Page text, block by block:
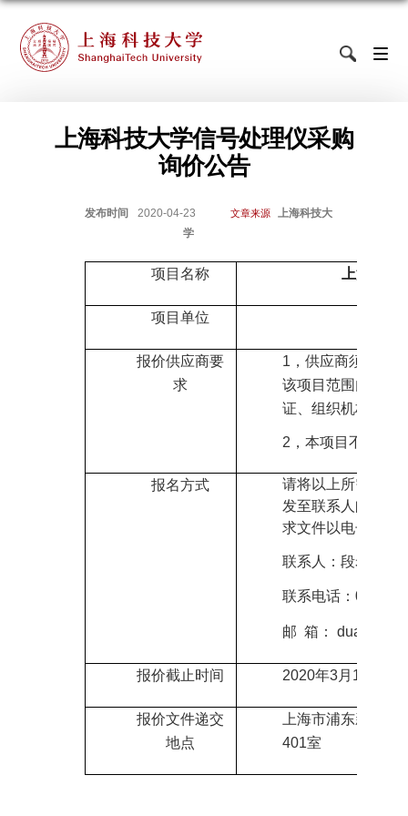
上海科技大学信号处理仪采购
询价公告
发布时间 2020-04-23 文章来源
上海科技大
学
项目名称 上海科技
项目单位
报价供应商要
求
1 ，供应商须能独
该项目范围内的企
证、组织机构代码
2 ， 本项目不允许
报名方式
请将以上所需报名
发至联系人邮箱领
求文件以电子版的
联系人：段老师
联系电话： 021-
邮 箱： duanxg
报价截止时间 2020年3月 19
报价文件递交
地点
上海市浦东新区华
401室